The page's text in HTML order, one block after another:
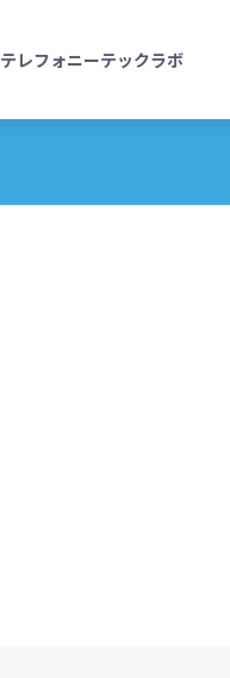
テレフォニーテックラボ